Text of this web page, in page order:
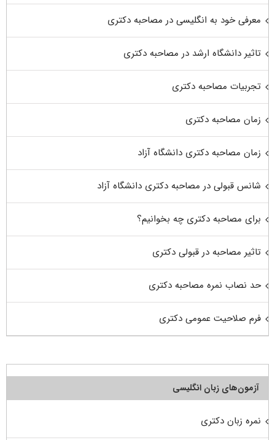
معرفی خود به انگلیسی در مصاحبه دکتری
تاثیر دانشگاه ارشد در مصاحبه دکتری
تجربیات مصاحبه دکتری
زمان مصاحبه دکتری
زمان مصاحبه دکتری دانشگاه آزاد
شانس قبولی در مصاحبه دکتری دانشگاه آزاد
برای مصاحبه دکتری چه بخوانیم؟
تاثیر مصاحبه در قبولی دکتری
حد نصاب نمره مصاحبه دکتری
فرم صلاحیت عمومی دکتری
آزمون‌های زبان انگلیسی
نمره زبان دکتری